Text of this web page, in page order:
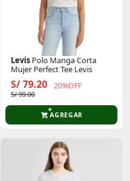
Levis Polo Manga Corta
Mujer Perfect Tee Levis
S/ 79.20 20%OFF
S/ 99.00
AGREGAR